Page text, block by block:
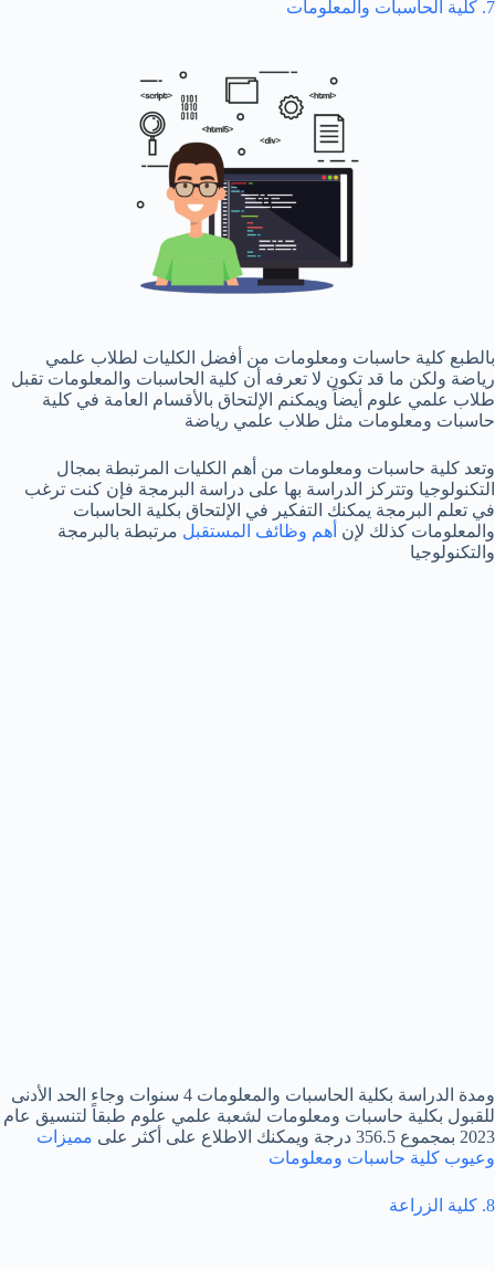
7. كلية الحاسبات والمعلومات
بالطبع كلية حاسبات ومعلومات من أفضل الكليات لطلاب علمي
رياضة ولكن ما قد تكون لا تعرفه أن كلية الحاسبات والمعلومات تقبل
طلاب علمي علوم أيضاً ويمكنم الإلتحاق بالأقسام العامة في كلية
حاسبات ومعلومات مثل طلاب علمي رياضة
وتعد كلية حاسبات ومعلومات من أهم الكليات المرتبطة بمجال
التكنولوجيا وتتركز الدراسة بها على دراسة البرمجة فإن كنت ترغب
في تعلم البرمجة يمكنك التفكير في الإلتحاق بكلية الحاسبات
والمعلومات كذلك لإن أهم وظائف المستقبل مرتبطة بالبرمجة
والتكنولوجيا
ومدة الدراسة بكلية الحاسبات والمعلومات 4 سنوات وجاء الحد الأدنى
للقبول بكلية حاسبات ومعلومات لشعبة علمي علوم طبقاً لتنسيق عام
2023 بمجموع 356.5 درجة ويمكنك الاطلاع على أكثر على
مميزات
وعيوب كلية حاسبات ومعلومات
8. كلية الزراعة